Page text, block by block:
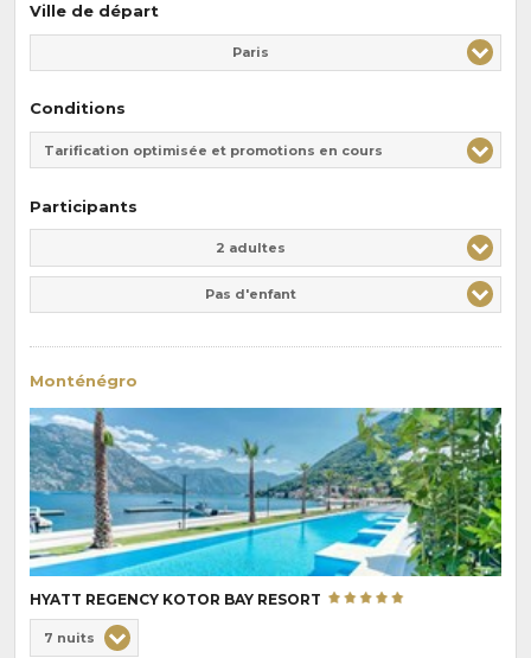
Ville de départ
Paris
Conditions
Tarification optimisée et promotions en cours
Participants
2 adultes
Pas d'enfant
Monténégro
HYATT REGENCY KOTOR BAY RESORT
7 nuits